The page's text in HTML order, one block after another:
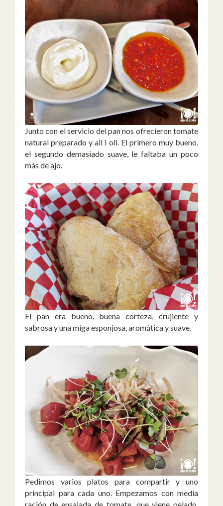
Junto con el servicio del pan nos ofrecieron tomate
natural preparado y all i oli. El primero muy bueno,
el segundo demasiado suave, le faltaba un poco
más de ajo.
El pan era bueno, buena corteza, crujiente y
sabrosa y una miga esponjosa, aromática y suave.
Pedimos varios platos para compartir y uno
principal para cada uno. Empezamos con media